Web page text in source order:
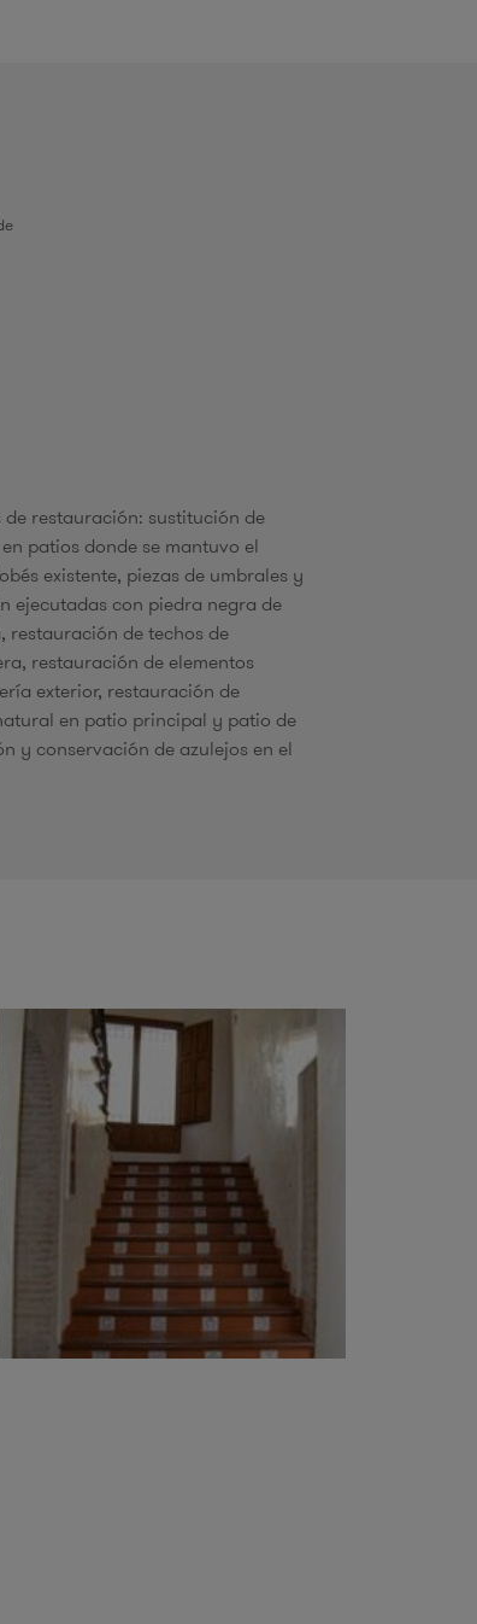
restauración: sustitución de
patios donde se mantuvo el
existente, piezas de umbrales y
ejecutadas con piedra negra de
restauración de techos de
restauración de elementos
exterior, restauración de
en patio principal y patio de
y conservación de azulejos en el